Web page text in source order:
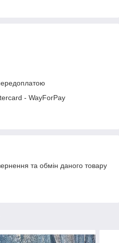
- WayForPay
та обмін даного товару